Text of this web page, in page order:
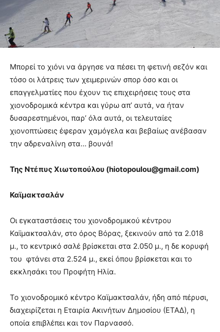
Μπορεί το χιόνι να άργησε να πέσει τη φετινή σεζόν και
τόσο οι λάτρεις των χειμερινών σπορ όσο και οι
επαγγελματίες που έχουν τις επιχειρήσεις τους στα
χιονοδρομικά κέντρα και γύρω απ’ αυτά, να ήταν
δυσαρεστημένοι, παρ’ όλα αυτά, οι τελευταίες
χιονοπτώσεις έφεραν χαμόγελα και βεβαίως ανέβασαν
την αδρεναλίνη στα… βουνά!
Της Ντέπυς Χιωτοπούλου (hiotopoulou@gmail.com)
Καϊμακτσαλάν
Οι εγκαταστάσεις του χιονοδρομικού κέντρου
Καϊμακτσαλάν, στο όρος Βόρας, ξεκινούν από τα 2.018
μ., το κεντρικό σαλέ βρίσκεται στα 2.050 μ., η δε κορυφή
του φτάνει στα 2.524 μ., εκεί όπου βρίσκεται και το
εκκλησάκι του Προφήτη Ηλία.
Το χιονοδρομικό κέντρο Καϊμακτσαλάν, ήδη από πέρυσι,
διαχειρίζεται η Εταιρία Ακινήτων Δημοσίου (ΕΤΑΔ), η
οποία επιβλέπει και τον Παρνασσό.